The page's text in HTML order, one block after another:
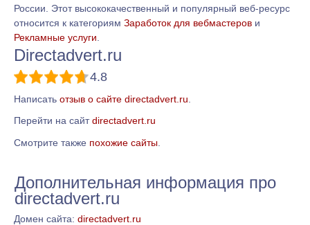
России. Этот высококачественный и популярный веб-ресурс
относится к категориям Заработок для вебмастеров и
Рекламные услуги
Directadvert.ru
4.8
Написать отзыв о сайте directadvert.ru
Перейти на сайтdirectadvert.ru
Смотрите также похожие сайты
Дополнительная информация про
directadvert.ru
Домен сайта: directadvert.ru